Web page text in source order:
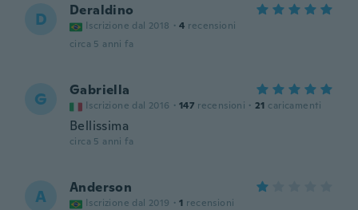
D Deraldino
Iscrizione dal 2018 · 4 recensioni
circa 5 anni fa
G Gabriella
Iscrizione dal 2016 · 147 recensioni · 21 caricamenti
Bellissima
circa 5 anni fa
A Anderson
Iscrizione dal 2019 · 1 recensioni